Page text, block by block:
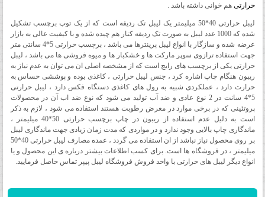
حرارتی هم خوانی داشته باشد .
لیبل حرارتی 40*50 میلیمتر یک لیبل تک ردیفه است که از یک توپ برچسب تشکیل
شده که 1000 عدد لیبل به صورت تک ردیفه کنار هم چیده شده و با کیفیت عالی به بازار
عرضه شده و سازگار با انواع لیبل پرینترها می باشد ، برچسب حرارتی 5*4 سانتی متر
جهت استفاده ترازوی سوپر مارکت ها و خشکبار ها و میوه فروشی ها می باشد ، لیبل
حرارتی یکی از برچسب های رایج است که از مشخصه اصلی ان می توان به عدم نیاز به
ریبون هنگام چاپ اشاره کرد ، جنس لیبل حرارتی ، کاغذی بوده و پوششی حساس به
حرارت دارد ، عملکردی شبیه به رول های کاغذی دستگاه فکس دارد ، لیبل حرارتی
5*4 سانت در 2 نوع عادی و ضد آب تولید می شود که نوع ضد اب آن در محصولات
پروتئینی که در برخی موارد در معرض رطوبت هستند استفاده می شود ، لازم به ذکر
است به دلیل عدم استفاده از ریبون در چاپ برچسب حرارتی 50*40 میلیمتر ،
ماندگاری چاپ بالایی وجود ندارد و در مواردی که مدت زمان زیادی جهت ماندگاری لیبل
بر روی محصول نیاز نباشد از ان استفاده می گردد ، عمده مصارف لیبل حرارتی 40*50
میلیمتر ، در فروشگاه ها است. برای کسب اطلاعات بیشتر درباره ی این محصول و یا
انواع دیگر لیبل های حرارتی با واحد فروش فروشگاه لیبل پیپر تماس حاصل فرمایید.